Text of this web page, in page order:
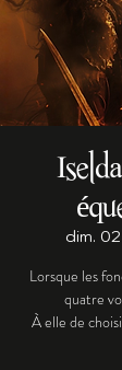
dim.
Lorsque les
quatre
À elle de